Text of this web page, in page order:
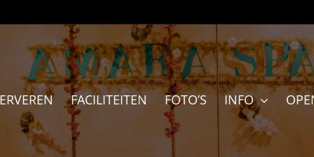
FACILITEITEN FOTO’S INFO